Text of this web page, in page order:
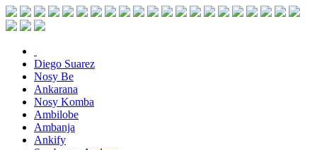
Diego Suarez
Nosy Be
Ankarana
Nosy Komba
Ambilobe
Ambanja
Ankify